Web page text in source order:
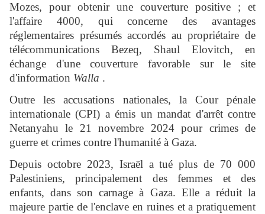
Mozes, pour obtenir une couverture positive ; et
l'affaire 4000, qui concerne des avantages
réglementaires présumés accordés au propriétaire de
télécommunications Bezeq, Shaul Elovitch, en
échange d'une couverture favorable sur le site
d'information Walla .
Outre les accusations nationales, la Cour pénale
internationale (CPI) a émis un mandat d'arrêt contre
Netanyahu le 21 novembre 2024 pour crimes de
guerre et crimes contre l'humanité à Gaza.
Depuis octobre 2023, Israël a tué plus de 70 000
Palestiniens, principalement des femmes et des
enfants, dans son carnage à Gaza. Elle a réduit la
majeure partie de l'enclave en ruines et a pratiquement